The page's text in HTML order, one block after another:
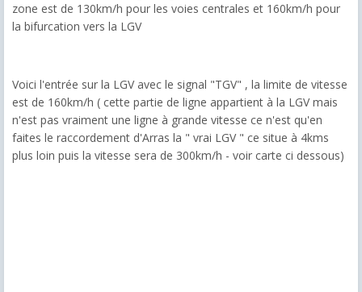
zone est de 130km/h pour les voies centrales et 160km/h pour
la bifurcation vers la LGV
Voici l'entrée sur la LGV avec le signal "TGV" , la limite de vitesse
est de 160km/h ( cette partie de ligne appartient à la LGV mais
n'est pas vraiment une ligne à grande vitesse ce n'est qu'en
faites le raccordement d'Arras la " vrai LGV " ce situe à 4kms
plus loin puis la vitesse sera de 300km/h - voir carte ci dessous)